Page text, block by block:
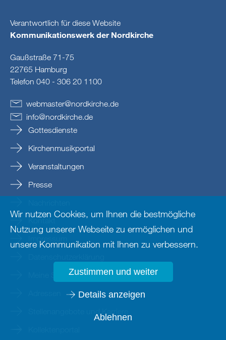
Verantwortlich für diese Website
Kommunikationswerk der Nordkirche
Gaußstraße 71-75
22765 Hamburg
Telefon 040 - 306 20 1100
webmaster@nordkirche.de
info@nordkirche.de
Gottesdienste
Kirchenmusikportal
Veranstaltungen
Presse
Meine Seite - Login
Wir nutzen Cookies, um Ihnen die bestmögliche
Nutzung unserer Webseite zu ermöglichen und
unsere Kommunikation mit Ihnen zu verbessern.
Zustimmen und weiter
Details anzeigen
Ablehnen